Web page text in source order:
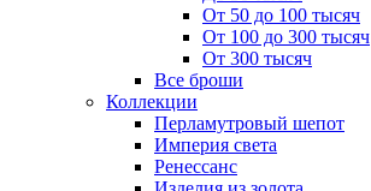
От 50 до 100 тысяч
От 100 до 300 тысяч
От 300 тысяч
Все броши
Коллекции
Перламутровый шепот
Империя света
Ренессанс